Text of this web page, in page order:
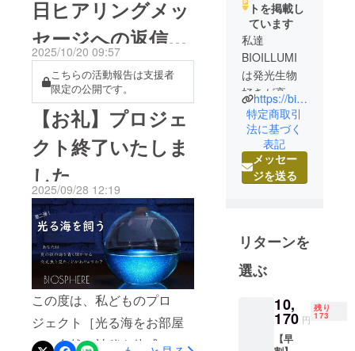
日ヒアリングメッ
セージへの返信に
関しまして
2025/10/20 09:57
こちらの活動報告は支援者
限定の公開です。
【お礼】プロジェ
クト終了いたしま
した
2025/09/28 12:19
この度は、私どものプロ
ジェクト［光る海をお部屋
に。自然の神秘を体感。発
トを掲載し
ています
私達
BIOILLUMI
は発光生物
好きが高
じ、発光生
物をもっと
皆様に身近
に感じてい
ただくため
のしやすい
商品を長年
開発して来
発光生物の
光の素晴ら
https://bioillumi.com
特定商取引
法に基づく
表記
メッセー
ジを送る
リターンを
選ぶ
10,
170 円
残り
173
【早